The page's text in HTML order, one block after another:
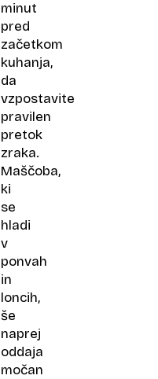
minut
pred
začetkom
kuhanja,
da
vzpostavite
pravilen
pretok
zraka.
Maščoba,
ki
se
hladi
v
ponvah
in
loncih,
še
naprej
oddaja
močan